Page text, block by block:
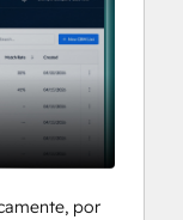
por